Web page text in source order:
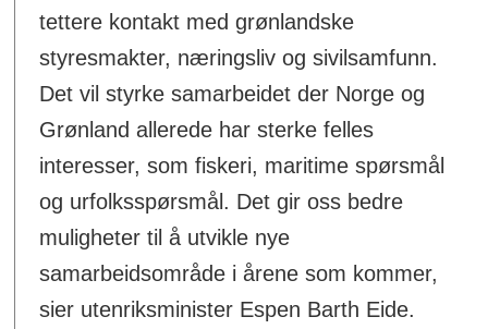
tettere kontakt med grønlandske
styresmakter, næringsliv og sivilsamfunn.
Det vil styrke samarbeidet der Norge og
Grønland allerede har sterke felles
interesser, som fiskeri, maritime spørsmål
og urfolksspørsmål. Det gir oss bedre
muligheter til å utvikle nye
samarbeidsområde i årene som kommer,
sier utenriksminister Espen Barth Eide.